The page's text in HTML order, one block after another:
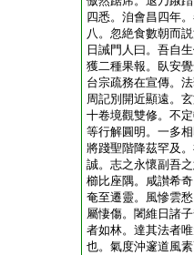
四悉。洎會昌四年
八。忽絶食數朝而
日誡門人曰。吾自
獲二種果報。臥安
台宗疏務在宣傳。
周記別開近顯遠。
十卷境觀雙修。不
等行解圓明。一多
將踐聖階降茲罕及
誠。志之永懷副吾
櫛比座隅。咸讃希
奄至遷靈。風慘雲
屬悽傷。闍維日諸
者如林。達其法者
也。氣度沖邃道風